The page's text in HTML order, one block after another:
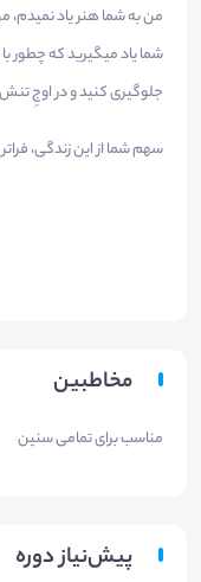
من به شما هنر یاد نمیدم،
شما یاد میگیرید که چطور
جلوگیری کنید و در اوجِ
سهم شما از این زندگی،
مخاطبین
مناسب برای تمامی سنین
پیش‌نیاز دوره